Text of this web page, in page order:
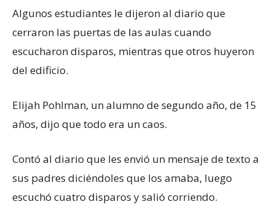
Algunos estudiantes le dijeron al diario que
cerraron las puertas de las aulas cuando
escucharon disparos, mientras que otros huyeron
del edificio.
Elijah Pohlman, un alumno de segundo año, de 15
años, dijo que todo era un caos.
Contó al diario que les envió un mensaje de texto a
sus padres diciéndoles que los amaba, luego
escuchó cuatro disparos y salió corriendo.